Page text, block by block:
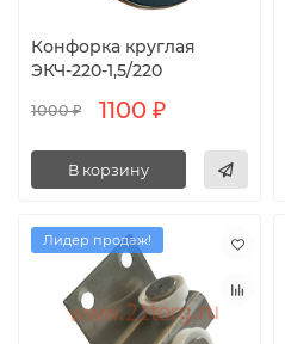
Конфорка круглая
ЭКЧ-220-1,5/220
1000 ₽ 1100 ₽
В корзину
Лидер продаж!